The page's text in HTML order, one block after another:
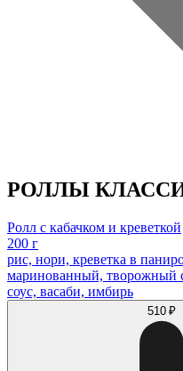
РОЛЛЫ
Ролл с кабачком и креветкой
200 г
рис, нори, креветка в
маринованный, творожный
соус, васаби, имбирь
510 ₽